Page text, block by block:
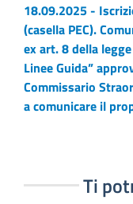
18.09.2025 -
(casella PEC).
ex art. 8 della
Linee Guida”
Commissario
a comunicare il
Ti